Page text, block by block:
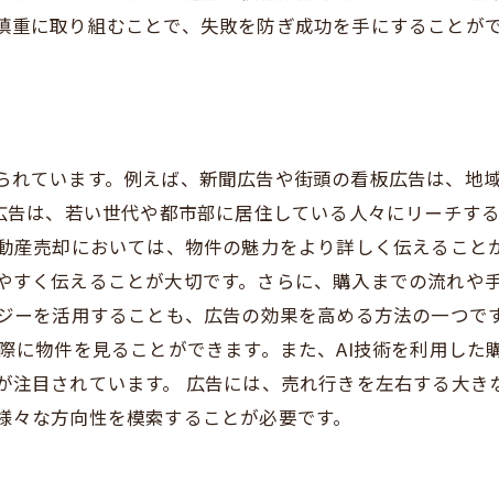
に取り組むことで、失敗を防ぎ成功を手にすることがで
ています。例えば、新聞広告や街頭の看板広告は、地
は、若い世代や都市部に居住している人々にリーチす
売却においては、物件の魅力をより詳しく伝えること
く伝えることが大切です。さらに、購入までの流れや
を活用することも、広告の効果を高める方法の一つで
物件を見ることができます。また、AI技術を利用した
目されています。 広告には、売れ行きを左右する大き
な方向性を模索することが必要です。